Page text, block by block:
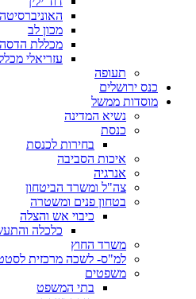
מכון לב
מכללת הדסה
עזריאלי
תעופה
כנס ירושלים
מוסדות ממשל
נשיא המדינה
כנסת
בחירות לכנסת
איכות הסביבה
אנרגיה
צה"ל ומשרד הביטחון
בטחון פנים ומשטרה
כיבוי אש והצלה
כלכלה
משרד החוץ
למ"ס- לשכה מרכזית
משפטים
בתי המשפט